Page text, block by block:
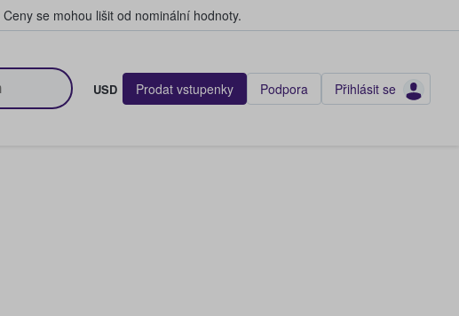
Ceny se mohou lišit od nominální hodnoty.
USD Prodat vstupenky Podpora Přihlásit se